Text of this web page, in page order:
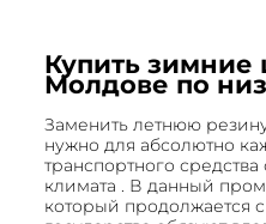
Купить
Молдове по
Заменить летнюю
нужно для абсолютно
транспортного
климата . В данный
который продолжается